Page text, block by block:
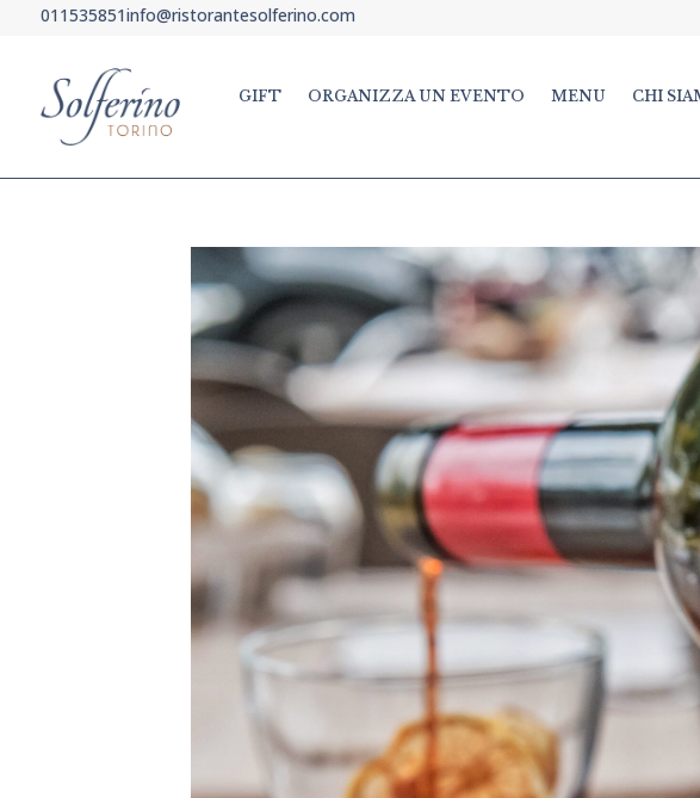
011535851info@ristorantesolferino.com
GIFT ORGANIZZA UN EVENTO MENU CHI